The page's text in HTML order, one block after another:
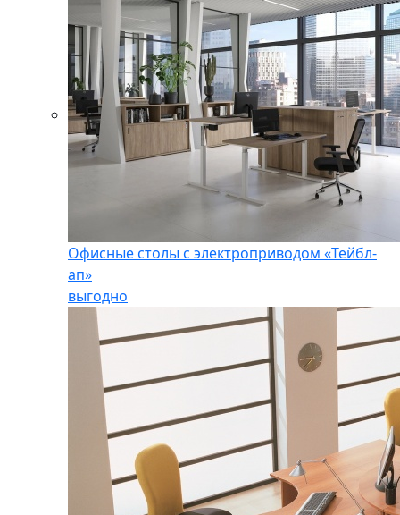
Офисные столы с электроприводом «Тейбл-
ап»
выгодно